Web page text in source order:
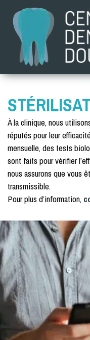
À la clinique, nous
réputés pour leur
mensuelle, des tests
sont faits pour vérifier
nous assurons que vous
transmissible.
Pour plus d’information,